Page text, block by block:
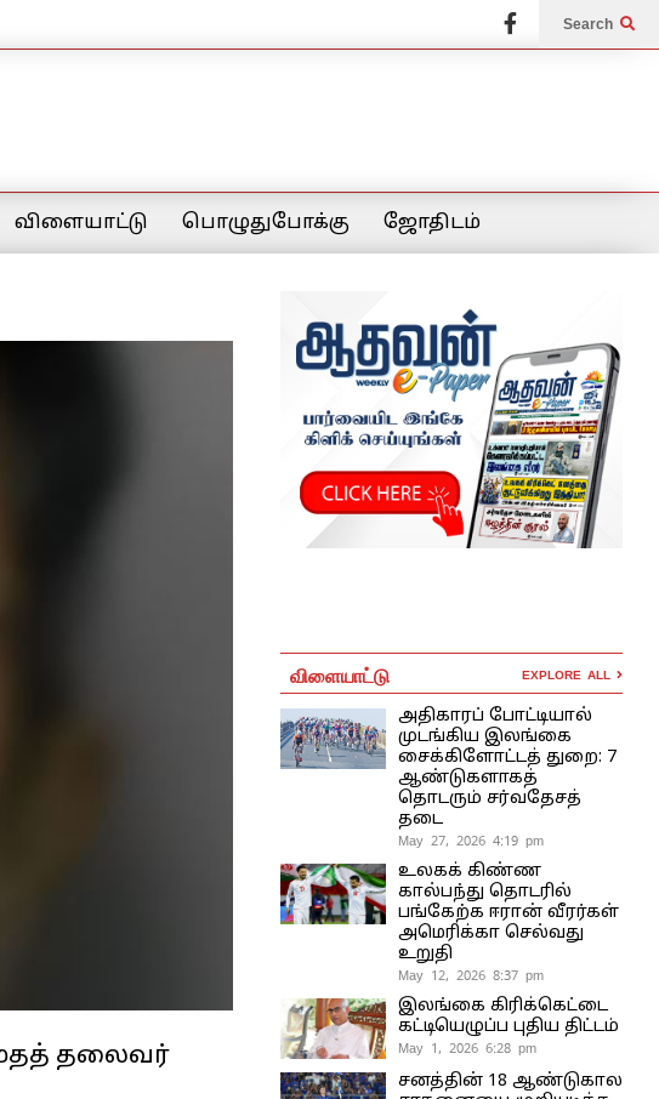
Search
விளையாட்டு பொழுதுபோக்கு ஜோதிடம்
தலைவர்
விளையாட்டு EXPLORE ALL
அதிகாரப் போட்டியால்
முடங்கிய இலங்கை
சைக்கிளோட்டத் துறை: 7
ஆண்டுகளாகத்
தொடரும் சர்வதேசத்
தடை
May 27, 2026 4:19 pm
உலகக் கிண்ண
கால்பந்து தொடரில்
பங்கேற்க ஈரான் வீரர்கள்
அமெரிக்கா செல்வது
உறுதி
May 12, 2026 8:37 pm
இலங்கை கிரிக்கெட்டை
கட்டியெழுப்ப புதிய திட்டம்
May 1, 2026 6:28 pm
சனத்தின் 18 ஆண்டுகால